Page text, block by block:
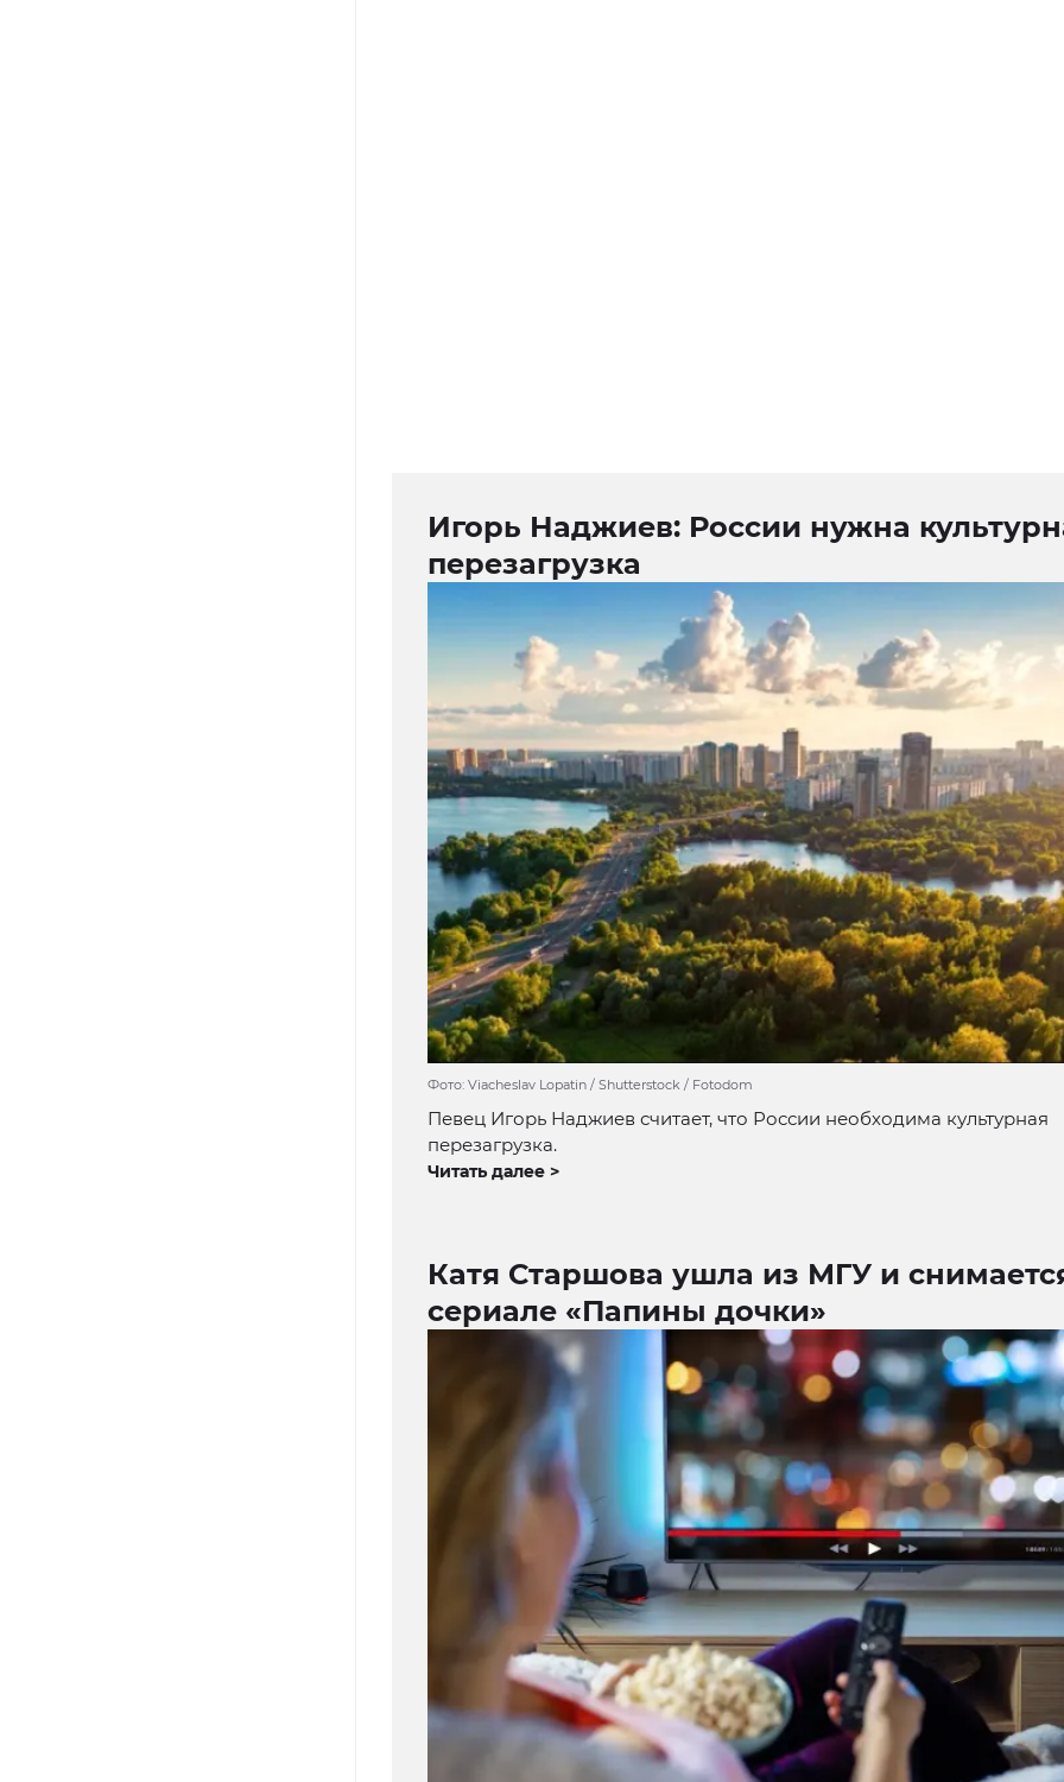
Игорь Наджиев: России нужна
перезагрузка
Фото: Viacheslav Lopatin / Shutterstock / Fotodom
Певец Игорь Наджиев считает, что России необходима культурная
перезагрузка.
Читать далее >
Катя Старшова ушла из МГУ и
сериале «Папины дочки»